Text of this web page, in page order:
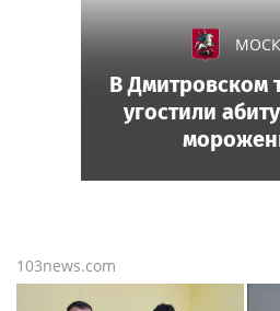
103news.com
В Дмитровском
угостили